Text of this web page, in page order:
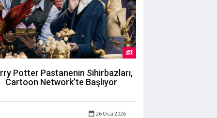
Potter Pastanenin Sihirbazları,
Cartoon Network’te Başlıyor
26 Oca 2026